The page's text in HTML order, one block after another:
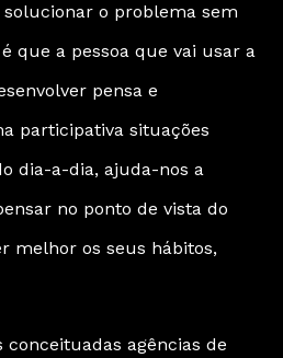
o problema sem
que a pessoa que vai usar a
pensa e
participativa situações
dia-a-dia, ajuda-nos a
no ponto de vista do
melhor os seus hábitos,
conceituadas agências de